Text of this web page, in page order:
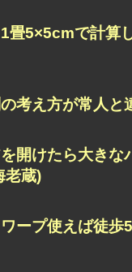
1畳5×5cmで計算
の考え方が常人
開けたら大きな
蔵)
ープ使えば徒